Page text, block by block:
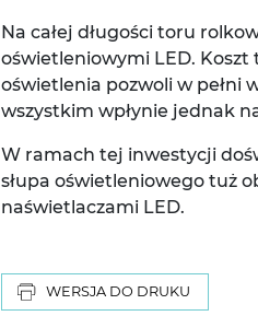
Na całej długości toru
oświetleniowymi LED. Koszt
oświetlenia pozwoli w pełni
wszystkim wpłynie jednak
W ramach tej inwestycji
słupa oświetleniowego tuż
naświetlaczami LED.
WERSJA DO DRUKU